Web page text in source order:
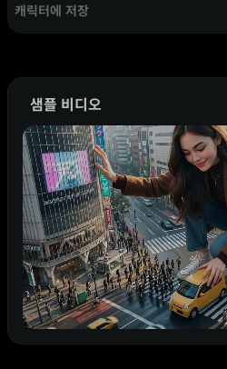
캐릭터에 저장
샘플 비디오